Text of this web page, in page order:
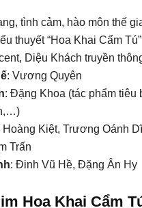
tình cảm, hào môn thế
thuyết “Hoa Khai Cẩm
Diệu Khách truyền
: Vương Quyên
: Đặng Khoa (tác phẩm
Hoàng Kiệt, Trương Oánh
Trấn
: Đinh Vũ Hề, Đặng Ân Hy
Hoa Khai Cẩm